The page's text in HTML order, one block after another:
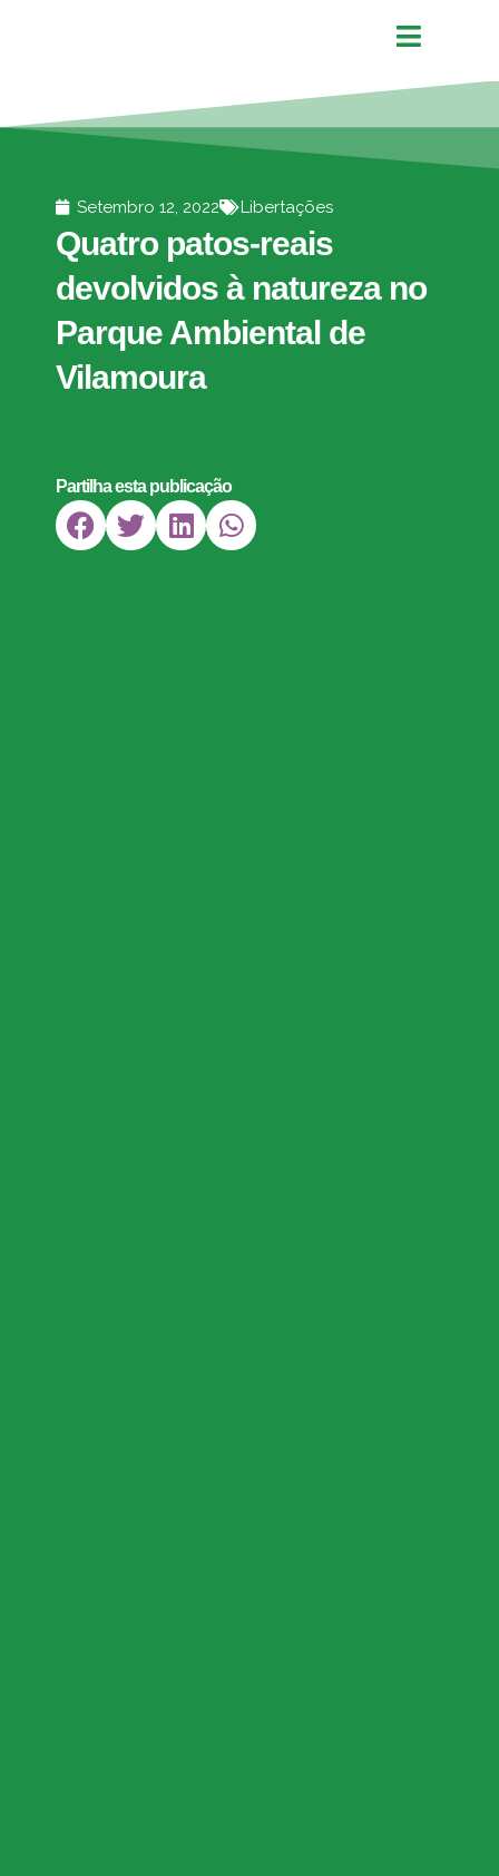
Setembro 12, 2022 Libertações
Quatro patos-reais
devolvidos à natureza no
Parque Ambiental de
Vilamoura
Partilha esta publicação